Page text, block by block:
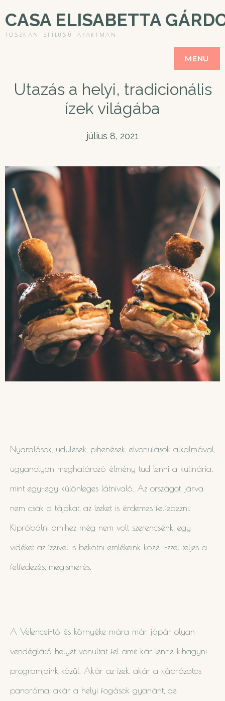
CASA ELISABETTA
TOSZKÁN STÍLUSÚ APARTMAN
MENU
Utazás a helyi, tradicionális
ízek világába
július 8, 2021
Nyaralások, üdülések, pihenések, elvonulások alkalmával,
ugyanolyan meghatározó élmény tud lenni a kulinária,
mint egy-egy különleges látnivaló. Az országot járva
nem csak a tájakat, az ízeket is érdemes felfedezni.
Kipróbálni amihez még nem volt szerencsénk, egy
vidéket az ízeivel is bekötni emlékeink közé. Ezzel teljes a
felfedezés, megismerés.
A Velencei-tó és környéke mára már jópár olyan
vendéglátó helyet vonultat fel amit kár lenne kihagyni
programjaink közül. Akár az ízek, akár a káprázatos
panoráma, akár a helyi fogások gyanánt, de